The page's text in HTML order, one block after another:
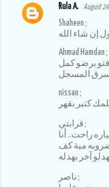
Rula A. August
Shaheen ;
إن شاء الله
Ahmad Hamdan ;
برضو كمل
nissan ;
كتير بقهر
قرابتي ;
راحت.. أنا
ناصر ;